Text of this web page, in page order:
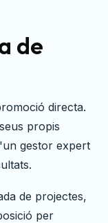
de
directa.
propis
gestor expert
de projectes,
per